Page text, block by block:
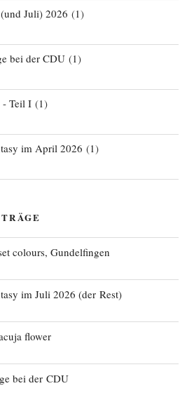
Juli) 2026 (1)
bei der CDU(1)
Teil I(1)
im April 2026 (1)
colours, Gundelfingen
im Juli 2026 (der Rest)
flower
bei der CDU